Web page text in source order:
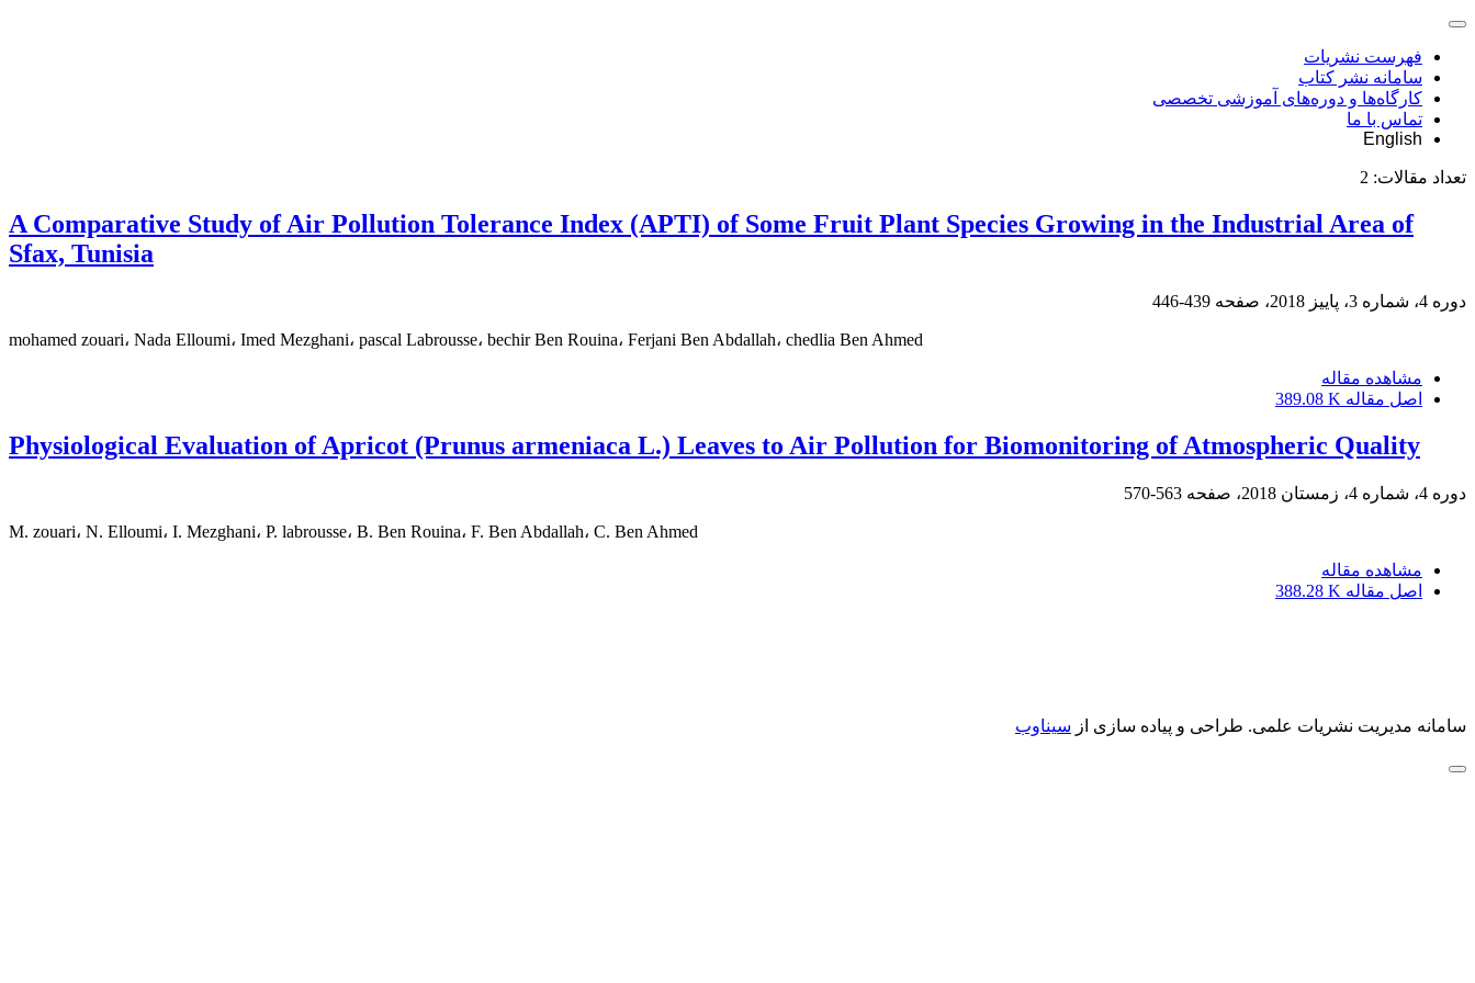
فهرست نشریات
سامانه نشر کتاب
کارگاه‌ها و دوره‌های آموزشی تخصصی
تماس با ما
English
تعداد مقالات: 2
A Comparative Study of Air Pollution Tolerance Index (APTI) of Some Fruit Plant Species Growing in the Industrial Area of
Sfax, Tunisia
دوره 4، شماره 3، پاییز 2018، صفحه 439-446
mohamed zouari، Nada Elloumi، Imed Mezghani، pascal Labrousse، bechir Ben Rouina، Ferjani Ben Abdallah، chedlia Ben Ahmed
مشاهده مقاله
اصل مقاله 389.08 K
Physiological Evaluation of Apricot (Prunus armeniaca L.) Leaves to Air Pollution for Biomonitoring of Atmospheric Quality
دوره 4، شماره 4، زمستان 2018، صفحه 563-570
M. zouari، N. Elloumi، I. Mezghani، P. labrousse، B. Ben Rouina، F. Ben Abdallah، C. Ben Ahmed
مشاهده مقاله
اصل مقاله 388.28 K
سامانه مدیریت نشریات علمی. طراحی و پیاده سازی از سیناوب